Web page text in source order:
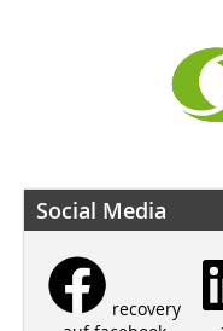
Social Media
recovery